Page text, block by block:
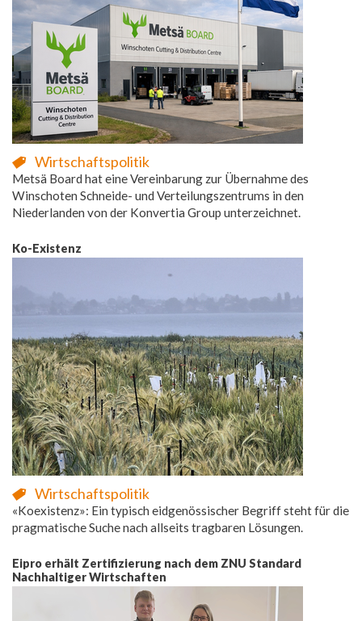
Wirtschaftspolitik
Metsä Board hat eine Vereinbarung zur Übernahme des
Winschoten Schneide- und Verteilungszentrums in den
Niederlanden von der Konvertia Group unterzeichnet.
Ko-Existenz
Wirtschaftspolitik
«Koexistenz»: Ein typisch eidgenössischer Begriff steht für die
pragmatische Suche nach allseits tragbaren Lösungen.
Eipro erhält Zertifizierung nach dem ZNU Standard
Nachhaltiger Wirtschaften